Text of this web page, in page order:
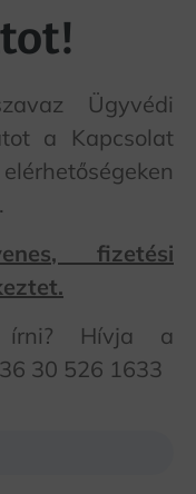
Ügyvédi
a Kapcsolat
fizetési
írni? Hívja a
30 526 1633